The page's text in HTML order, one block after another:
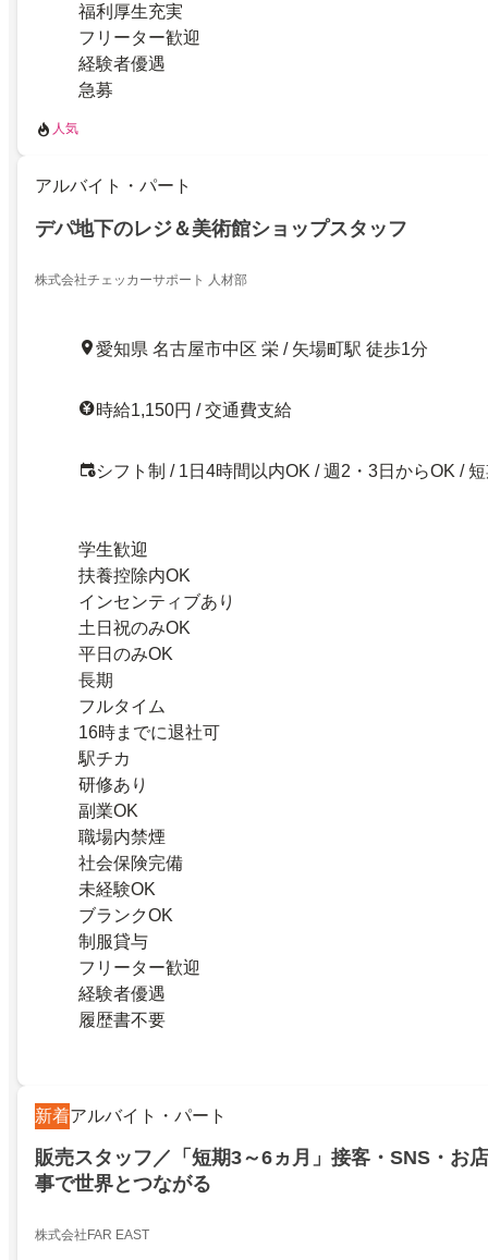
福利厚生充実
フリーター歓迎
経験者優遇
急募
人気
アルバイト・パート
デパ地下のレジ＆美術館ショップスタッフ
株式会社チェッカーサポート 人材部
愛知県 名古屋市中区 栄 / 矢場町駅 徒歩1分
時給1,150円 / 交通費支給
シフト制 / 1日4時間以内OK / 週2・3日からOK /
学生歓迎
扶養控除内OK
インセンティブあり
土日祝のみOK
平日のみOK
長期
フルタイム
16時までに退社可
駅チカ
研修あり
副業OK
職場内禁煙
社会保険完備
未経験OK
ブランクOK
制服貸与
フリーター歓迎
経験者優遇
履歴書不要
新着アルバイト・パート
販売スタッフ／「短期3～6ヵ月」接客・SNS・お
事で世界とつながる
株式会社FAR EAST